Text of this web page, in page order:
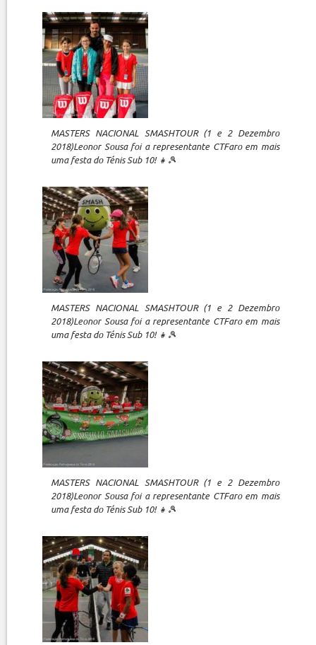
MASTERS NACIONAL SMASHTOUR (1 e 2 Dezembro
2018)Leonor Sousa foi a representante CTFaro em mais
uma festa do Ténis Sub 10! 👧🎾
MASTERS NACIONAL SMASHTOUR (1 e 2 Dezembro
2018)Leonor Sousa foi a representante CTFaro em mais
uma festa do Ténis Sub 10! 👧🎾
MASTERS NACIONAL SMASHTOUR (1 e 2 Dezembro
2018)Leonor Sousa foi a representante CTFaro em mais
uma festa do Ténis Sub 10! 👧🎾